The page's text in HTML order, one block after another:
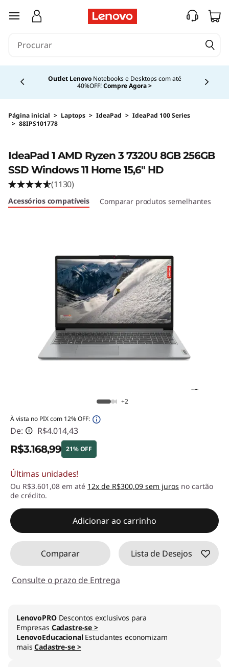
saltar para o conteúdo principal
Outlet Lenovo Notebooks e Desktops com até
40%OFF!Compre Agora >
Página inicial > Laptops > IdeaPad > IdeaPad 100 Series
> 88IPS101778
IdeaPad 1 AMD Ryzen 3 7320U 8GB 256GB
SSD Windows 11 Home 15,6" HD
(1130)
Acessórios compatíveis Comparar produtos semelhantes
+2
À vista no PIX com 12% OFF:
De: R$4.014,43
R$3.168,99 21% OFF
Economias instantâneas :
Últimas unidades!
Ou R$3.601,08 em até 12x de R$300,09 sem juros no cartão
de crédito.
Adicionar ao carrinho
Comparar Lista de Desejos
Consulte o prazo de Entrega
LenovoPRODescontos exclusivos para
Empresas Cadastre-se >
LenovoEducacionalEstudantes economizam
maisCadastre-se >